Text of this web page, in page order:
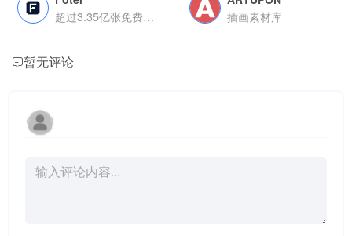
超过3.35亿张免费图片素材 插画素材库
暂无评论